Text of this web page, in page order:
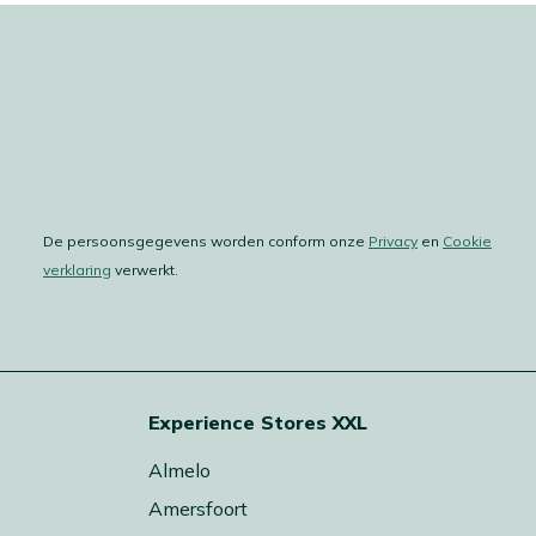
De persoonsgegevens worden conform onze Privacy en Cookie
verklaring verwerkt.
Experience Stores XXL
Almelo
Amersfoort